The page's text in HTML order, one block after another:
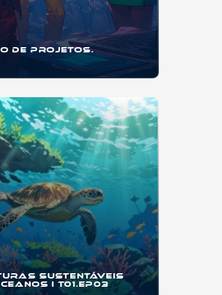
de Projetos.
aprender a organizar projetos
Sustentáveis
I T01.EP03